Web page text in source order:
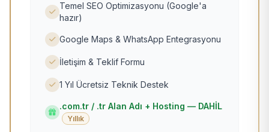
Temel SEO Optimizasyonu (Google'a
hazır)
Google Maps & WhatsApp Entegrasyonu
İletişim & Teklif Formu
1 Yıl Ücretsiz Teknik Destek
.com.tr / .tr Alan Adı + Hosting — DAHİL
Yıllık